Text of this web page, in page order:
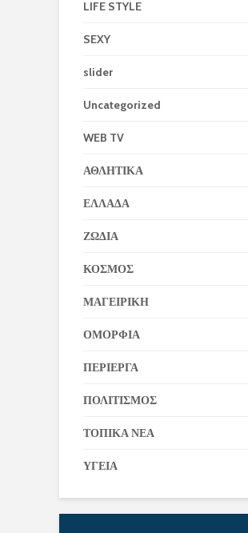
LIFE STYLE
SEXY
slider
Uncategorized
WEB TV
ΑΘΛΗΤΙΚΑ
ΕΛΛΑΔΑ
ΖΩΔΙΑ
ΚΟΣΜΟΣ
ΜΑΓΕΙΡΙΚΗ
ΟΜΟΡΦΙΑ
ΠΕΡΙΕΡΓΑ
ΠΟΛΙΤΙΣΜΟΣ
ΤΟΠΙΚΑ ΝΕΑ
ΥΓΕΙΑ